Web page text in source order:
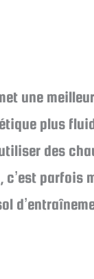
une
plus
des
parfois